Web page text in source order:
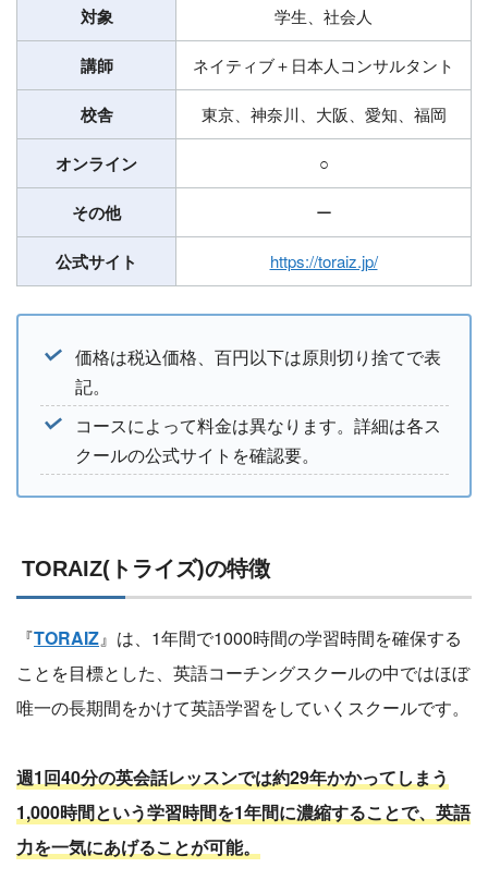
対象 学生、社会人
講師 ネイティブ＋日本人コンサルタント
校舎 東京、神奈川、大阪、愛知、福岡
オンライン ○
その他 ー
公式サイト https://toraiz.jp/
価格は税込価格、百円以下は原則切り捨てで表
記。
コースによって料金は異なります。詳細は各ス
クールの公式サイトを確認要。
TORAIZ(トライズ)の特徴
『TORAIZ』は、1年間で1000時間の学習時間を確保する
ことを目標とした、英語コーチングスクールの中ではほぼ
唯一の長期間をかけて英語学習をしていくスクールです。
週1回40分の英会話レッスンでは約29年かかってしまう
1,000時間という学習時間を1年間に濃縮することで、英語
力を一気にあげることが可能。